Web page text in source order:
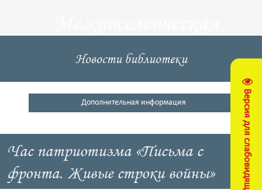
Версия для слабовидящих
центральная
библиотека
Кущевский район
Новости библиотеки
Дополнительная информация
Час патриотизма «Письма с
фронта. Живые строки войны»